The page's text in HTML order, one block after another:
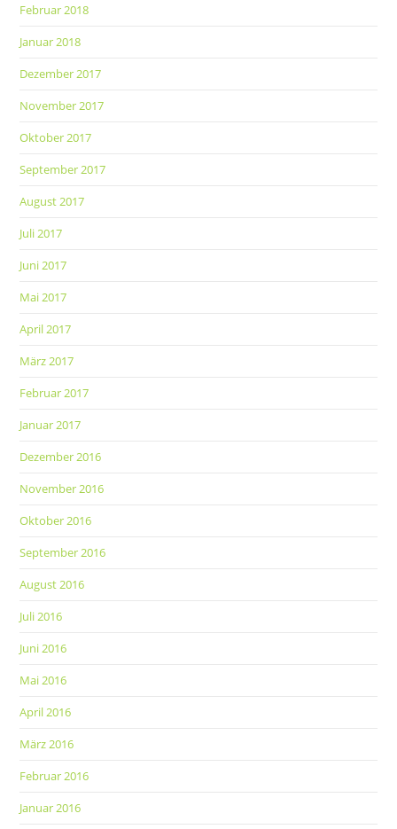
Februar 2018
Januar 2018
Dezember 2017
November 2017
Oktober 2017
September 2017
August 2017
Juli 2017
Juni 2017
Mai 2017
April 2017
März 2017
Februar 2017
Januar 2017
Dezember 2016
November 2016
Oktober 2016
September 2016
August 2016
Juli 2016
Juni 2016
Mai 2016
April 2016
März 2016
Februar 2016
Januar 2016